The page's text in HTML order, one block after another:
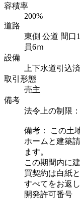
容積率
200%
道路
東側 公道 間口
員6ｍ
設備
上下水道引込済
取引形態
売主
備考
法令上の制限
備考： この土
ホームと建築
ます。
この期間内に
買契約は白紙
すべてをお返し
開発許可番号